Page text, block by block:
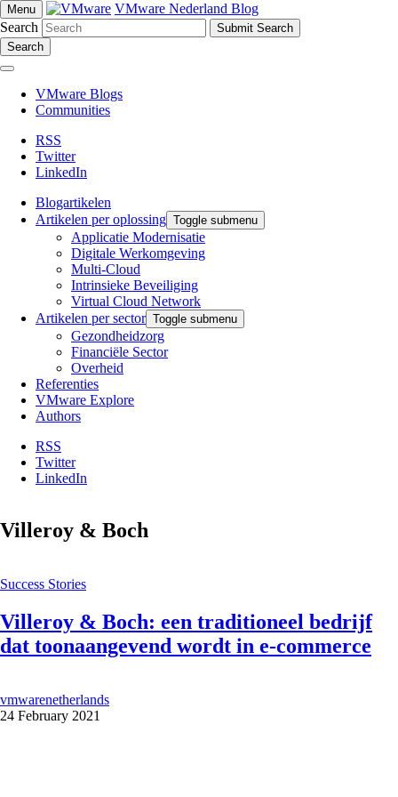
Menu
VMware Nederland Blog
Search
Search
VMware Blogs
Communities
RSS
Twitter
LinkedIn
Blogartikelen
Artikelen per oplossing Toggle submenu
Applicatie Modernisatie
Digitale Werkomgeving
Multi-Cloud
Intrinsieke Beveiliging
Virtual Cloud Network
Artikelen per sector Toggle submenu
Gezondheidzorg
Financiële Sector
Overheid
Referenties
VMware Explore
Authors
RSS
Twitter
LinkedIn
Villeroy & Boch
Success Stories
Villeroy & Boch: een traditioneel bedrijf
dat toonaangevend wordt in e-commerce
vmwarenetherlands
24 February 2021